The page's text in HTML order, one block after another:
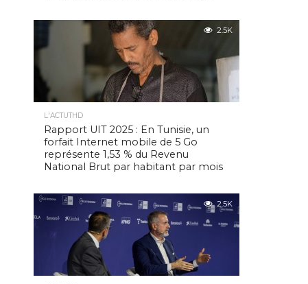
2.5K
L'ACTUTHD
Rapport UIT 2025 : En Tunisie, un
forfait Internet mobile de 5 Go
représente 1,53 % du Revenu
National Brut par habitant par mois
2.5K